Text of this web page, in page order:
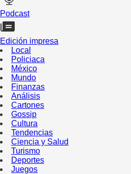
Podcast
Edición impresa
Local
Policiaca
México
Mundo
Finanzas
Análisis
Cartones
Gossip
Cultura
Tendencias
Ciencia y Salud
Turismo
Deportes
Juegos